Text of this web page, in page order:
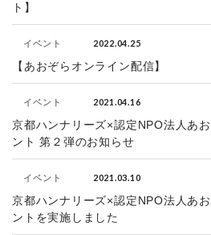
ト】
イベント 2022.04.25
【あおぞらオンライン配信】
イベント 2021.04.16
京都ハンナリーズ×認定NPO法人あ
ント 第２弾のお知らせ
イベント 2021.03.10
京都ハンナリーズ×認定NPO法人あ
ントを実施しました